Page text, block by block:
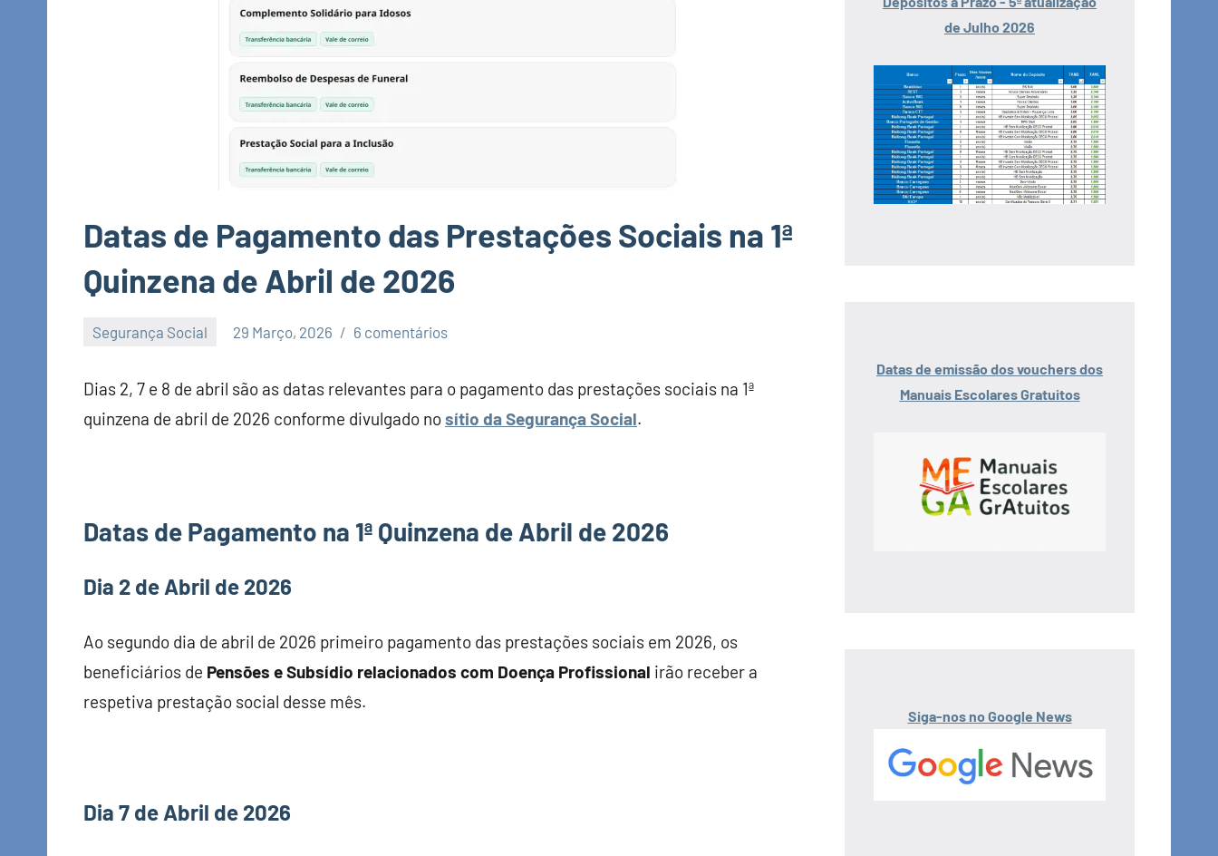
Datas de Pagamento das Prestações Sociais na 1ª
Quinzena de Abril de 2026
Segurança Social 29 Março, 2026
Economia
Finanças
6 comentários
Dias 2, 7 e 8 de abril são as datas relevantes para o pagamento das prestações sociais na 1ª
quinzena de abril de 2026 conforme divulgado nosítio da Segurança Social.
Datas de Pagamento na 1ª Quinzena de Abril de 2026
Dia 2 de Abril de 2026
Ao segundo dia de abril de 2026 primeiro pagamento das prestações sociais em 2026, os
beneficiários de Pensões e Subsídio relacionados com Doença Profissional irão receber a
respetiva prestação social desse mês.
Dia 7 de Abril de 2026
de Julho 2026
Datas de emissão dos vouchers dos
Manuais Escolares Gratuitos
Siga-nos no Google News